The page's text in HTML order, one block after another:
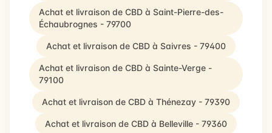
Achat et livraison de CBD à Saint-Pierre-des-
Échaubrognes - 79700
Achat et livraison de CBD à Saivres - 79400
Achat et livraison de CBD à Sainte-Verge -
79100
Achat et livraison de CBD à Thénezay - 79390
Achat et livraison de CBD à Belleville - 79360